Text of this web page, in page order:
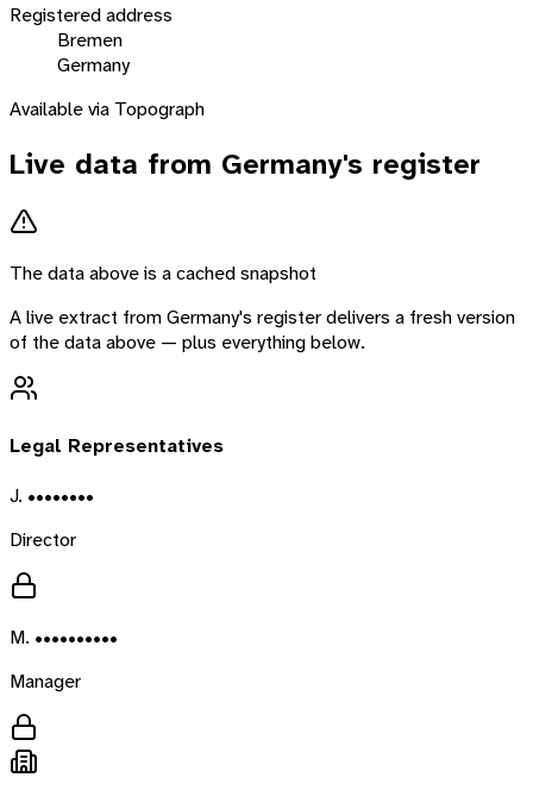
Registered address
Bremen
Germany
Available via Topograph
Live data from Germany's register
The data above is a cached snapshot
A live extract fromGermany's register delivers a fresh version
of the data above — plus everything below.
Legal Representatives
J. ••••••••
Director
M. ••••••••••
Manager